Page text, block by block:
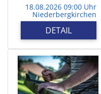
18.08.2026 09:00 Uhr
Niederbergkirchen
DETAIL